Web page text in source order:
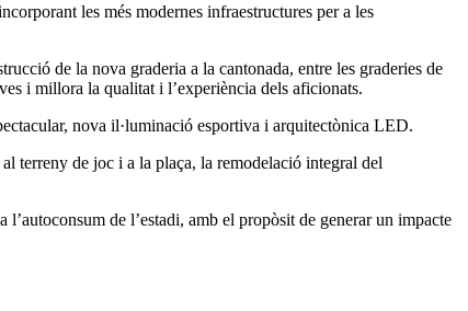
les més modernes infraestructures per a les
de la nova graderia a la cantonada, entre les graderies de
i millora la qualitat i l’experiència dels aficionats.
nova il·luminació esportiva i arquitectònica LED.
terreny de joc i a la plaça, la remodelació integral del
de l’estadi, amb el propòsit de generar un impacte